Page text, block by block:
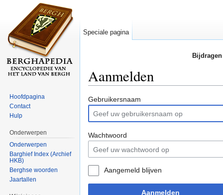
Aanmelden
Gebruikersnaam
Wachtwoord
Aangemeld blijven
Aanmelden
Speciale pagina
Hoofdpagina
Contact
Hulp
Onderwerpen
Onderwerpen
Barghief Index (Archief
HKB)
Berghse woorden
Jaartallen